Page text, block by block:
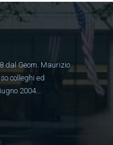
dal Geom. Maurizio
colleghi ed
2004…